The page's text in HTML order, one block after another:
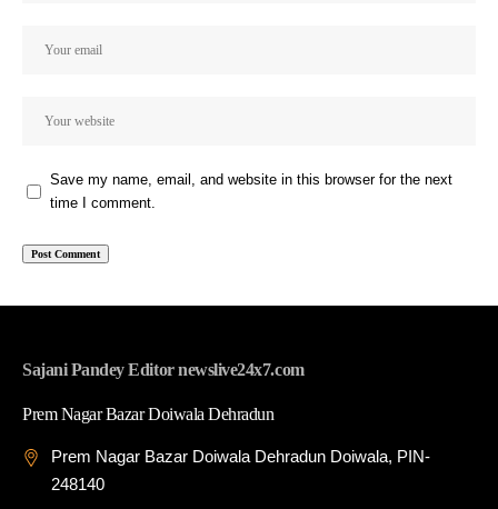
Save my name, email, and website in this browser for the next
time I comment.
Sajani Pandey Editor newslive24x7.com
Prem Nagar Bazar Doiwala Dehradun
Prem Nagar Bazar Doiwala Dehradun Doiwala, PIN-
248140